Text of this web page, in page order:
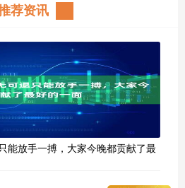
荐资讯
能放手一搏，大家今晚都贡献了最